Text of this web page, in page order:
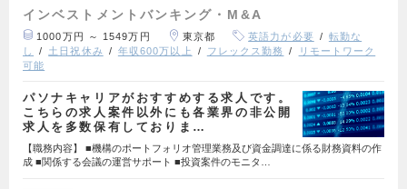
インベストメントバンキング・M&A
1000万円 ～ 1549万円 東京都 英語力が必要
転勤な
し
土日祝休み 年収600万以上 フレックス勤務
リモートワーク
可能
パソナキャリアがおすすめする求人です。
こちらの求人案件以外にも各業界の非公開
求人を多数保有しておりま…
【職務内容】 ■機構のポートフォリオ管理業務及び資金調達に係る財務資料の作
成 ■関係する会議の運営サポート ■投資案件のモニタ…